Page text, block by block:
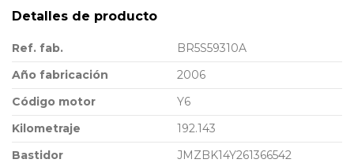
Detalles de producto
Ref. fab.
BR5S59310A
Año fabricación
2006
Código motor
Y6
Kilometraje
192.143
Bastidor
JMZBK14Y261366542